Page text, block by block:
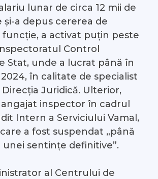
lunar de circa 12 mii de
și-a depus cererea de
funcție, a activat puțin peste
Control
Stat, unde a lucrat până în
în calitate de specialist
Juridică. Ulterior,
angajat inspector în cadrul
Intern a Serviciului Vamal,
a fost suspendat „până
unei sentințe definitive”.
al Centrului de